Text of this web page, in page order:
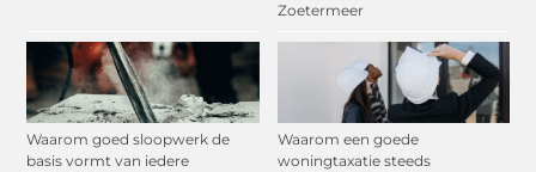
Zoetermeer
Waarom goed sloopwerk de
basis vormt van iedere
Waarom een goede
woningtaxatie steeds